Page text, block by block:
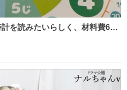
を読みたいらしく、材料費600
た！ めっちゃ簡単！ ありがと